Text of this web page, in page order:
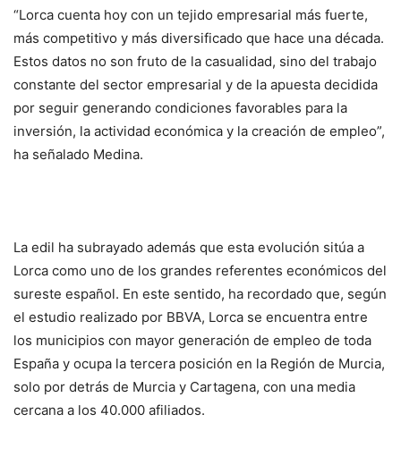
“Lorca cuenta hoy con un tejido empresarial más fuerte,
más competitivo y más diversificado que hace una década.
Estos datos no son fruto de la casualidad, sino del trabajo
constante del sector empresarial y de la apuesta decidida
por seguir generando condiciones favorables para la
inversión, la actividad económica y la creación de empleo”,
ha señalado Medina.
La edil ha subrayado además que esta evolución sitúa a
Lorca como uno de los grandes referentes económicos del
sureste español. En este sentido, ha recordado que, según
el estudio realizado por BBVA, Lorca se encuentra entre
los municipios con mayor generación de empleo de toda
España y ocupa la tercera posición en la Región de Murcia,
solo por detrás de Murcia y Cartagena, con una media
cercana a los 40.000 afiliados.